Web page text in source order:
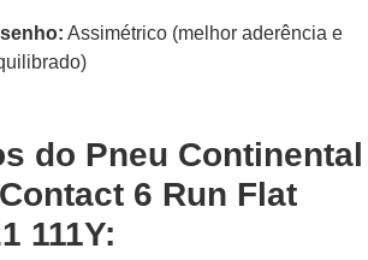
Assimétrico (melhor aderência e
do Pneu Continental
6 Run Flat
111Y: